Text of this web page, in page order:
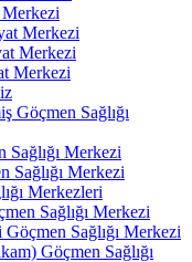
Merkezi
Merkezi
Merkezi
Göçmen Sağlığı
Merkezi
Sağlığı Merkezi
Merkezleri
Sağlığı Merkezi
Sağlığı Merkezi
Göçmen Sağlığı